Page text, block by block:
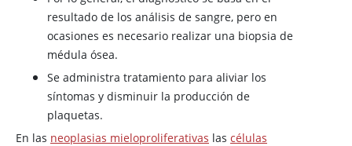
resultado de los análisis de sangre, pero en
ocasiones es necesario realizar una biopsia de
médula ósea.
Se administra tratamiento para aliviar los
síntomas y disminuir la producción de
plaquetas.
En las neoplasias mieloproliferativas las células